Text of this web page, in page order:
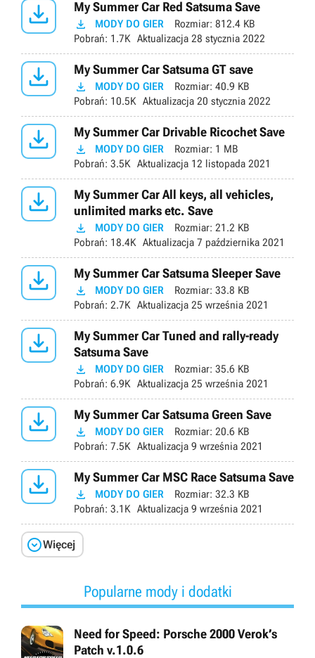
 My Summer Car Red Satsuma Save
 MODY DO GIER Rozmiar: 812.4 KB
Pobrań: 1.7K Aktualizacja 28 stycznia 2022
 My Summer Car Satsuma GT save
 MODY DO GIER Rozmiar: 40.9 KB
Pobrań: 10.5K Aktualizacja 20 stycznia 2022
 My Summer Car Drivable Ricochet Save
 MODY DO GIER Rozmiar: 1 MB
Pobrań: 3.5K Aktualizacja 12 listopada 2021

My Summer Car All keys, all vehicles,
unlimited marks etc. Save
 MODY DO GIER Rozmiar: 21.2 KB
Pobrań: 18.4K Aktualizacja 7 października 2021
 My Summer Car Satsuma Sleeper Save
 MODY DO GIER Rozmiar: 33.8 KB
Pobrań: 2.7K Aktualizacja 25 września 2021

My Summer Car Tuned and rally-ready
Satsuma Save
 MODY DO GIER Rozmiar: 35.6 KB
Pobrań: 6.9K Aktualizacja 25 września 2021
 My Summer Car Satsuma Green Save
 MODY DO GIER Rozmiar: 20.6 KB
Pobrań: 7.5K Aktualizacja 9 września 2021
 My Summer Car MSC Race Satsuma Save
 MODY DO GIER Rozmiar: 32.3 KB
Pobrań: 3.1K Aktualizacja 9 września 2021
Więcej
Popularne mody i dodatki
Need for Speed: Porsche 2000 Verok’s
Patch v.1.0.6